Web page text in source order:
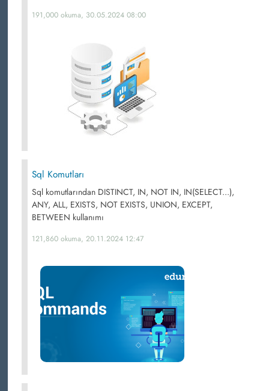
191,000 okuma, 30.05.2024 08:00
Sql Komutları
Sql komutlarından DISTINCT, IN, NOT IN, IN(SELECT...),
ANY, ALL, EXISTS, NOT EXISTS, UNION, EXCEPT,
BETWEEN kullanımı
121,860 okuma, 20.11.2024 12:47